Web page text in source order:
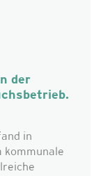
der
in
kommunale